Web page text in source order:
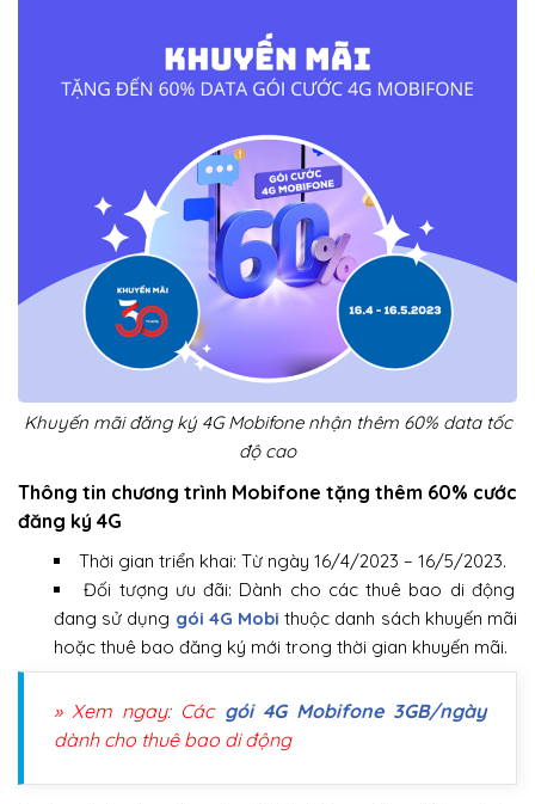
Khuyến mãi đăng ký 4G Mobifone nhận thêm 60% data tốc
độ cao
Thông tin chương trình Mobifone tặng thêm 60% cước
đăng ký 4G
Thời gian triển khai: Từ ngày 16/4/2023 – 16/5/2023.
Đối tượng ưu đãi: Dành cho các thuê bao di động
đang sử dụng gói 4G Mobi thuộc danh sách khuyến mãi
hoặc thuê bao đăng ký mới trong thời gian khuyến mãi.
» Xem ngay: Các gói 4G Mobifone 3GB/ngày
dành cho thuê bao di động